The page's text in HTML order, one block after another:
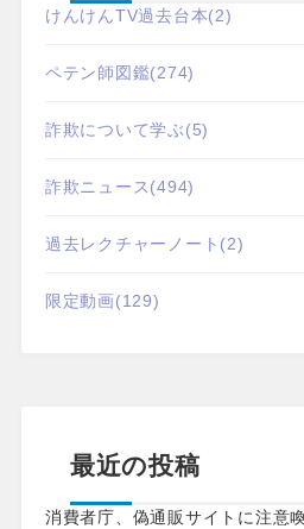
けんけんTV過去台本(2)
ペテン師図鑑(274)
詐欺について学ぶ(5)
詐欺ニュース(494)
過去レクチャーノート (2)
限定動画(129)
最近の投稿
消費者庁、偽通販サイトに注